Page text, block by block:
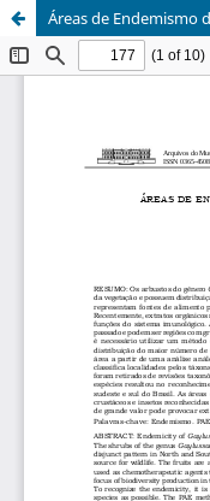
Áreas de Endemismo